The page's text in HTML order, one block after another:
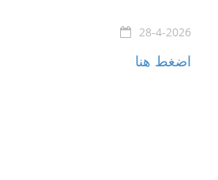
28-4-2026
اضغط هنا